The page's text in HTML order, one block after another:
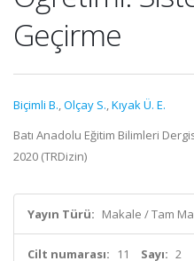
Geçirme
Biçimli B.,Olçay S.,Kıyak Ü. E.
Batı Anadolu Eğitim Bilimleri
2020 (TRDizin)
Yayın Türü: Makale / Tam
Cilt numarası: 11 Sayı: 2